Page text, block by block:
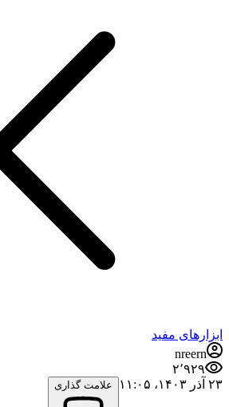
ابزارهای مفید
nreern
۲٬۹۲۹
۲۳ آذر ۱۴۰۳،‏ ۱۱:۰۵
علامت گذاری